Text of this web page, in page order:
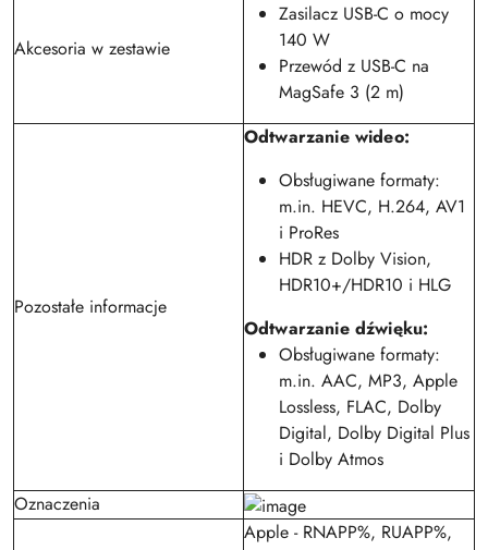
Akcesoria w zestawie
Zasilacz USB-C o mocy
140 W
Przewód z USB-C na
MagSafe 3 (2 m)
Pozostałe informacje
Odtwarzanie wideo:
Obsługiwane formaty:
m.in. HEVC, H.264, AV1
i ProRes
HDR z Dolby Vision,
HDR10+/HDR10 i HLG
Odtwarzanie dźwięku:
Obsługiwane formaty:
m.in. AAC, MP3, Apple
Lossless, FLAC, Dolby
Digital, Dolby Digital Plus
i Dolby Atmos
Oznaczenia
Apple - RNAPP%, RUAPP%,